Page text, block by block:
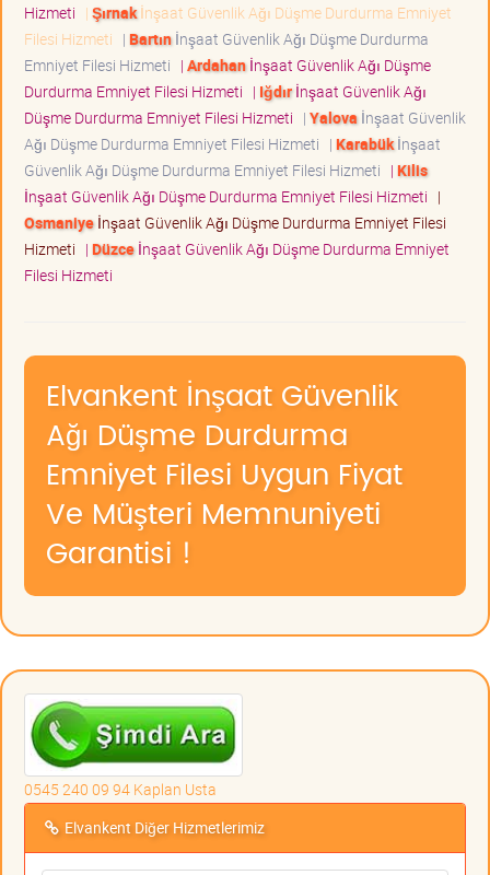
Hizmeti | Şırnakİnşaat Güvenlik Ağı Düşme Durdurma Emniyet
Filesi Hizmeti | Bartınİnşaat Güvenlik Ağı Düşme Durdurma
Emniyet Filesi Hizmeti | Ardahanİnşaat Güvenlik Ağı Düşme
Durdurma Emniyet Filesi Hizmeti | Iğdırİnşaat Güvenlik Ağı
Düşme Durdurma Emniyet Filesi Hizmeti | Yalova İnşaat Güvenlik
Ağı Düşme Durdurma Emniyet Filesi Hizmeti | Karabükİnşaat
Güvenlik Ağı Düşme Durdurma Emniyet Filesi Hizmeti | Kilis
İnşaat Güvenlik Ağı Düşme Durdurma Emniyet Filesi Hizmeti |
Osmaniyeİnşaat Güvenlik Ağı Düşme Durdurma Emniyet Filesi
Hizmeti | Düzceİnşaat Güvenlik Ağı Düşme Durdurma Emniyet
Filesi Hizmeti
Elvankent İnşaat Güvenlik
Ağı Düşme Durdurma
Emniyet Filesi Uygun Fiyat
Ve Müşteri Memnuniyeti
Garantisi !
0545 240 09 94 Kaplan Usta
Elvankent Diğer Hizmetlerimiz